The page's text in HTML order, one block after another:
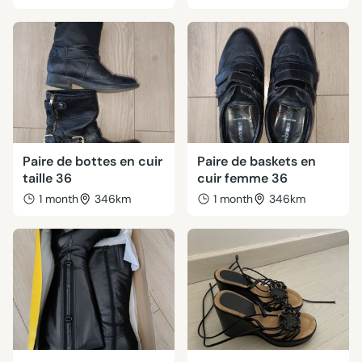
Paire de bottes en cuir
taille 36
1 month 346km
Paire de baskets en
cuir femme 36
1 month 346km